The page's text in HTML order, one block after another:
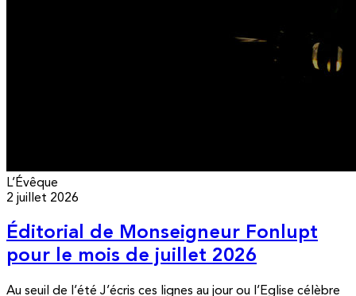
L’Évêque
2 juillet 2026
Éditorial de Monseigneur Fonlupt
pour le mois de juillet 2026
Au seuil de l’été J’écris ces lignes au jour ou l’Eglise célèbre